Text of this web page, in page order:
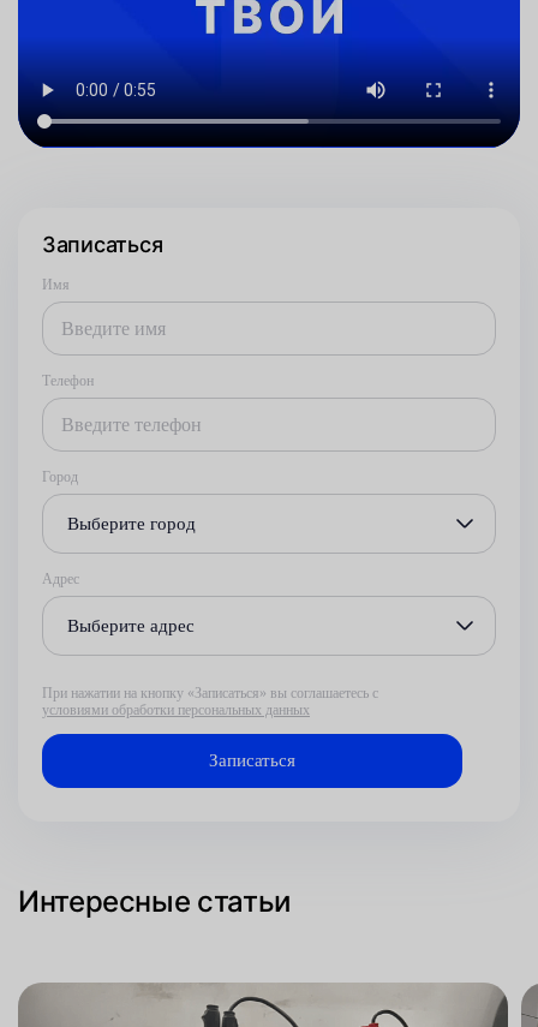
Записаться
Имя
Телефон
Город
Выберите город
Адрес
Выберите адрес
При нажатии на кнопку «Записаться» вы соглашаетесь с
условиями обработки персональных данных
Интересные статьи